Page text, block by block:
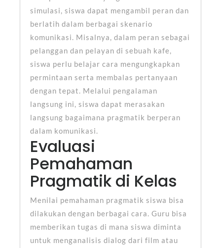
simulasi, siswa dapat mengambil peran dan
berlatih dalam berbagai skenario
komunikasi. Misalnya, dalam peran sebagai
pelanggan dan pelayan di sebuah kafe,
siswa perlu belajar cara mengungkapkan
permintaan serta membalas pertanyaan
dengan tepat. Melalui pengalaman
langsung ini, siswa dapat merasakan
langsung bagaimana pragmatik berperan
dalam komunikasi.
Evaluasi
Pemahaman
Pragmatik di Kelas
Menilai pemahaman pragmatik siswa bisa
dilakukan dengan berbagai cara. Guru bisa
memberikan tugas di mana siswa diminta
untuk menganalisis dialog dari film atau